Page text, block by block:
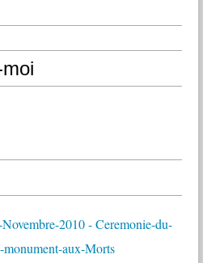
2010 - Ceremonie-du-
monument-aux-Morts